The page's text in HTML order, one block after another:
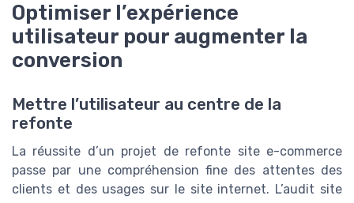
Optimiser l’expérience
utilisateur pour augmenter la
conversion
Mettre l’utilisateur au centre de la
refonte
La réussite d’un projet de refonte site e-commerce
passe par une compréhension fine des attentes des
clients et des usages sur le site internet. L’audit site